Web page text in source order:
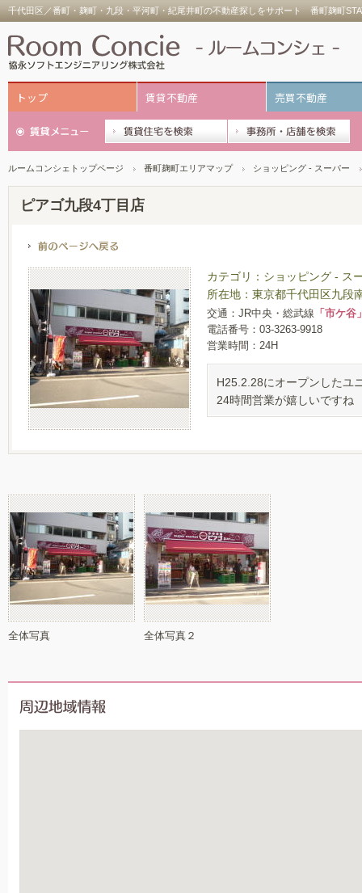
千代田区／番町・麹町・九段・平河町・紀尾井町の不動産探しをサポート 番町麹町
トップ 賃貸不動産 売買不動産
ルームコンシェトップページ 番町麹町エリアマップ ショッピング - スーパー
ピアゴ九段4丁目店
カテゴリ：ショッピング - ス
所在地：東京都千代田区九段
交通：JR中央・総武線 「市ケ谷
電話番号：03-3263-9918
営業時間：24H
H25.2.28にオープンしたユ
24時間営業が嬉しいですね
全体写真 全体写真２